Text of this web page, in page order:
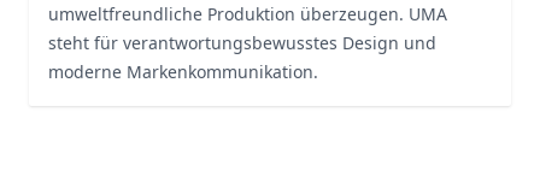
umweltfreundliche Produktion überzeugen. UMA
steht für verantwortungsbewusstes Design und
moderne Markenkommunikation.